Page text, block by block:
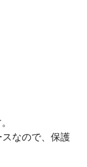
なので、保護